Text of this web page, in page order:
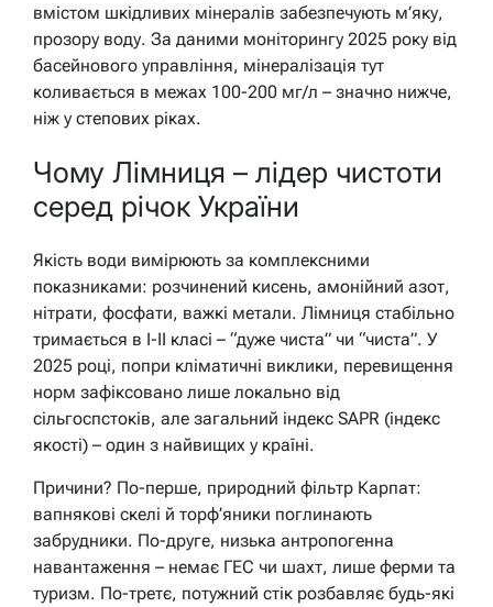
вмістом шкідливих мінералів забезпечують м’яку,
прозору воду. За даними моніторингу 2025 року від
басейнового управління, мінералізація тут
коливається в межах 100-200 мг/л – значно нижче,
ніж у степових ріках.
Чому Лімниця – лідер чистоти
серед річок України
Якість води вимірюють за комплексними
показниками: розчинений кисень, амонійний азот,
нітрати, фосфати, важкі метали. Лімниця стабільно
тримається в I-II класі – “дуже чиста” чи “чиста”. У
2025 році, попри кліматичні виклики, перевищення
норм зафіксовано лише локально від
сільгоспстоків, але загальний індекс SAPR (індекс
якості) – один з найвищих у країні.
Причини? По-перше, природний фільтр Карпат:
вапнякові скелі й торф’яники поглинають
забрудники. По-друге, низька антропогенна
навантаження – немає ГЕС чи шахт, лише ферми та
туризм. По-третє, потужний стік розбавляє будь-які